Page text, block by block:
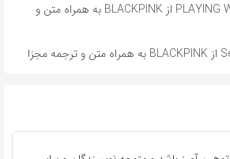
آهنگ کره‌ای PLAYING WITH FIRE از BLACKPINK به همراه متن و